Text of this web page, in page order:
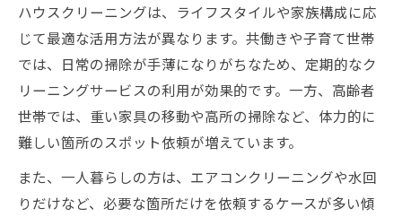
感
水回りの悩みもハウスクリーニングで解決
プロの技術で落とす頑固な汚れ
自分では難しい部分もハウスクリーニング
で
衛生面重視ならプロの清掃がおすすめ
ハウスクリーニングは、ライフスタイルや家族構成に応
じて最適な活用方法が異なります。共働きや子育て世帯
では、日常の掃除が手薄になりがちなため、定期的なク
リーニングサービスの利用が効果的です。一方、高齢者
世帯では、重い家具の移動や高所の掃除など、体力的に
難しい箇所のスポット依頼が増えています。
また、一人暮らしの方は、エアコンクリーニングや水回
りだけなど、必要な箇所だけを依頼するケースが多い傾